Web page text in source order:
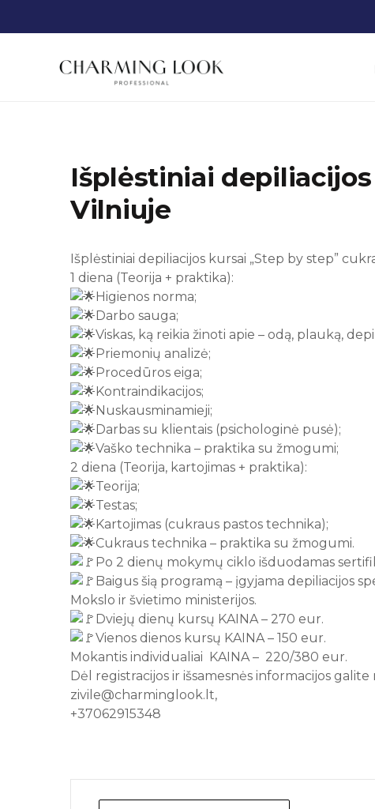
Išplėstiniai
Vilniuje
Išplėstiniai depiliacijos kursai „Step by step”
1 diena (Teorija + praktika):
Higienos norma;
Darbo sauga;
Viskas, ką reikia žinoti apie – odą, plauką,
Priemonių analizė;
Procedūros eiga;
Kontraindikacijos;
Nuskausminamieji;
Darbas su klientais (psichologinė pusė);
Vaško technika – praktika su žmogumi;
2 diena (Teorija, kartojimas + praktika):
Teorija;
Testas;
Kartojimas (cukraus pastos technika);
Cukraus technika – praktika su žmogumi.
Po 2 dienų mokymų ciklo išduodamas
Baigus šią programą – įgyjama depiliacijos
Mokslo ir švietimo ministerijos.
Dviejų dienų kursų KAINA – 270 eur.
Vienos dienos kursų KAINA – 150 eur.
Mokantis individualiai KAINA – 220/380 eur.
Dėl registracijos ir išsamesnės informacijos galite
zivile@charminglook.lt,
+37062915348